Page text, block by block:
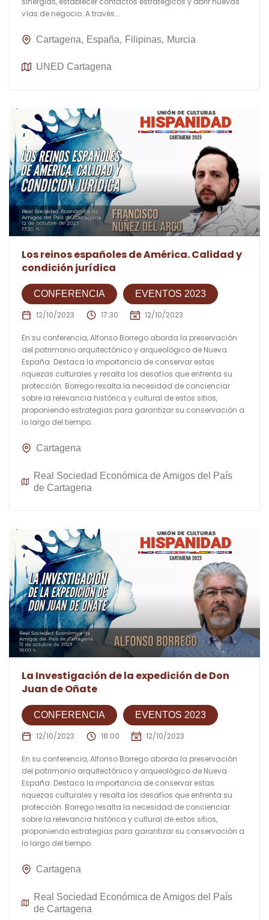
vías de negocio. A través...
Cartagena España Filipinas Murcia
UNED Cartagena
Los reinos españoles de América. Calidad y
condición jurídica
CONFERENCIA EVENTOS 2023
12/10/2023 17:30 12/10/2023
En su conferencia, Alfonso Borrego aborda la preservación
del patrimonio arquitectónico y arqueológico de Nueva
España. Destaca la importancia de conservar estas
riquezas culturales y resalta los desafíos que enfrenta su
protección. Borrego resalta la necesidad de concienciar
sobre la relevancia histórica y cultural de estos sitios,
proponiendo estrategias para garantizar su conservación a
lo largo del tiempo.
Cartagena
Real Sociedad Económica de Amigos del País
de Cartagena
La Investigación de la expedición de Don
Juan de Oñate
CONFERENCIA EVENTOS 2023
12/10/2023 18:00 12/10/2023
En su conferencia, Alfonso Borrego aborda la preservación
del patrimonio arquitectónico y arqueológico de Nueva
España. Destaca la importancia de conservar estas
riquezas culturales y resalta los desafíos que enfrenta su
protección. Borrego resalta la necesidad de concienciar
sobre la relevancia histórica y cultural de estos sitios,
proponiendo estrategias para garantizar su conservación a
lo largo del tiempo.
Cartagena
Real Sociedad Económica de Amigos del País
de Cartagena